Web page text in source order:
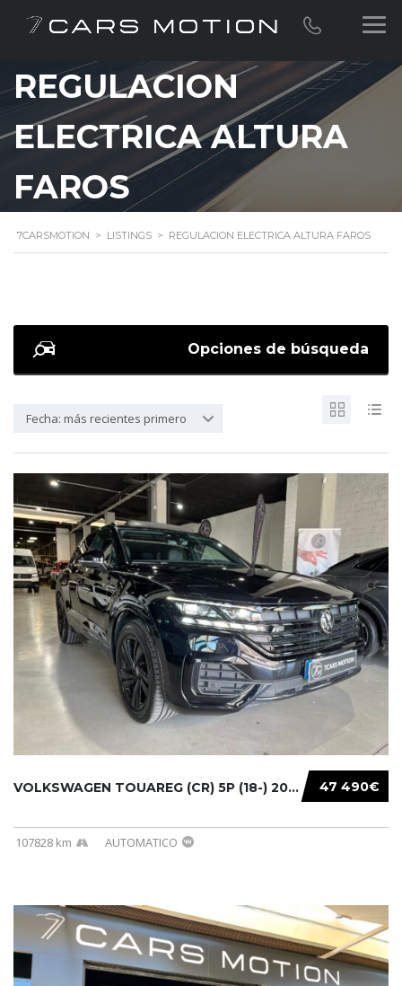
REGULACION
ELECTRICA ALTURA
FAROS
7CARSMOTION > LISTINGS > REGULACION ELECTRICA ALTURA FAROS
Opciones de búsqueda
Fecha: más recientes primero
47 490€
VOLKSWAGEN TOUAREG (CR) 5P (18-) 2021...
107828 km AUTOMATICO